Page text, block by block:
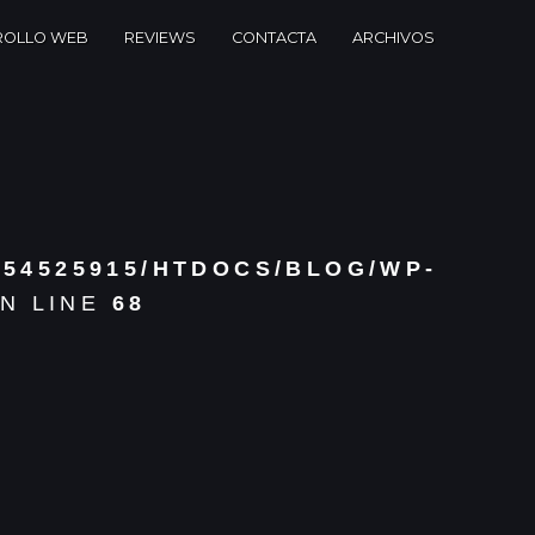
WEB REVIEWS CONTACTA ARCHIVOS
HTDOCS/BLOG/WP-
LINE 68